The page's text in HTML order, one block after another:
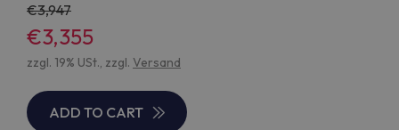
3,947
€3,355
zzgl. 19% USt., zzgl. Versand
ADD TO CART